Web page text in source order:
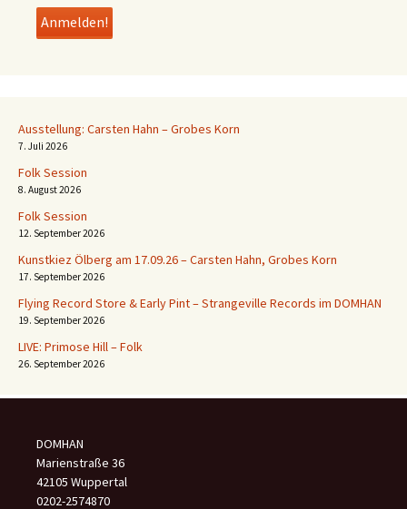
Ausstellung: Carsten Hahn – Grobes Korn
7. Juli 2026
Folk Session
8. August 2026
Folk Session
12. September 2026
Kunstkiez Ölberg am 17.09.26 – Carsten Hahn, Grobes Korn
17. September 2026
Flying Record Store & Early Pint – Strangeville Records im DOMHAN
19. September 2026
LIVE: Primose Hill – Folk
26. September 2026
DOMHAN
Marienstraße 36
42105 Wuppertal
0202-2574870